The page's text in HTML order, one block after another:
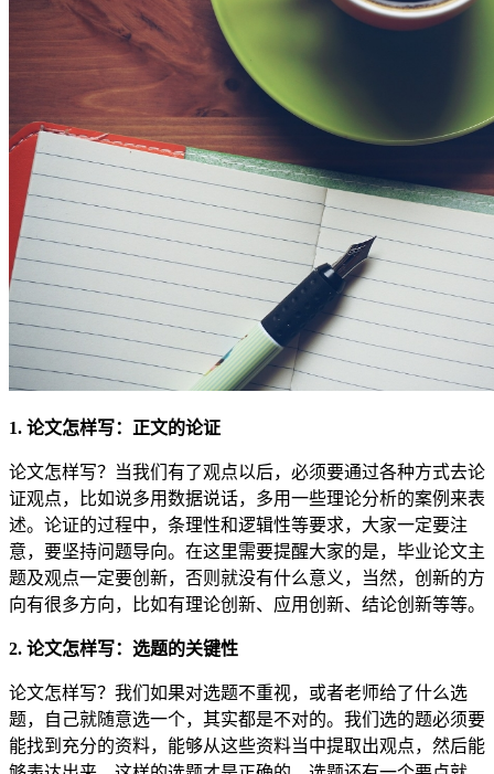
1. 论文怎样写：正文的论证
论文怎样写？当我们有了观点以后，必须要通过各种方式去论
证观点，比如说多用数据说话，多用一些理论分析的案例来表
述。论证的过程中，条理性和逻辑性等要求，大家一定要注
意，要坚持问题导向。在这里需要提醒大家的是，毕业论文主
题及观点一定要创新，否则就没有什么意义，当然，创新的方
向有很多方向，比如有理论创新、应用创新、结论创新等等。
2. 论文怎样写：选题的关键性
论文怎样写？我们如果对选题不重视，或者老师给了什么选
题，自己就随意选一个，其实都是不对的。我们选的题必须要
能找到充分的资料，能够从这些资料当中提取出观点，然后能